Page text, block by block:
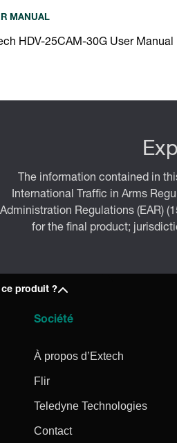
MANUAL
HDV-25CAM-30G User Manual
The information contained in
International Traffic in Arms
Administration Regulations (EAR)
for the final product;
produit ?
Société
À propos d’Extech
Flir
Teledyne Technologies
Contact